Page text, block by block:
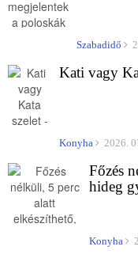
Szabadidő
Kati vagy
Konyha 2026.
Főzés
hideg
Konyha